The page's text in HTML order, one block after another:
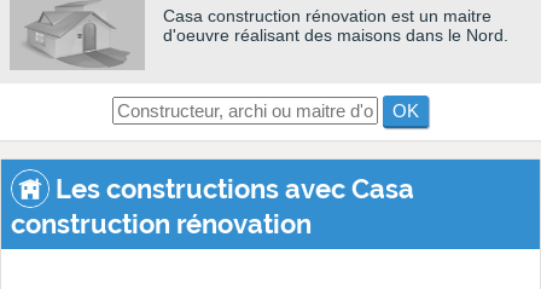
Casa construction rénovation est un maitre
d'oeuvre réalisant des maisons dans le Nord.
OK
Les constructions avec Casa
construction rénovation